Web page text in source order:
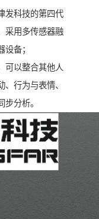
发科技的第四代
采用多传感器融
备；
可以整合其他人
行为与表情、
分析。